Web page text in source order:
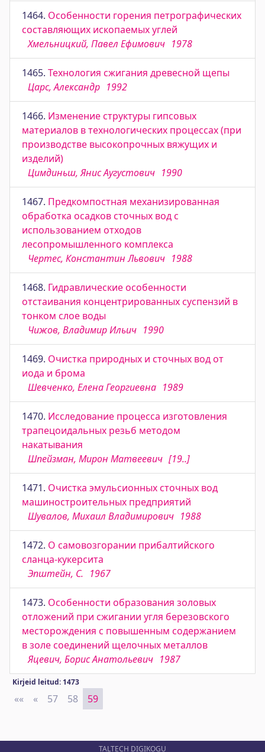
1464. Особенности горения петрографических
составляющих ископаемых углей
Хмельницкий, Павел Ефимович 1978
1465. Технология сжигания древесной щепы
Царс, Александр 1992
1466. Изменение структуры гипсовых
материалов в технологических процессах (при
производстве высокопрочных вяжущих и
изделий)
Цимдиньш, Янис Аугустович 1990
1467. Предкомпостная механизированная
обработка осадков сточных вод с
использованием отходов
лесопромышленного комплекса
Чертес, Константин Львович 1988
1468. Гидравлические особенности
отстаивания концентрированных суспензий в
тонком слое воды
Чижов, Владимир Ильич 1990
1469. Очистка природных и сточных вод от
иода и брома
Шевченко, Елена Георгиевна 1989
1470. Исследование процесса изготовления
трапецоидальных резьб методом
накатывания
Шпейзман, Мирон Матвеевич [19..]
1471. Очистка эмульсионных сточных вод
машиностроительных предприятий
Шувалов, Михаил Владимирович 1988
1472. О самовозгорании прибалтийского
сланца-кукерсита
Эпштейн, С. 1967
1473. Особенности образования золовых
отложений при сжигании угля березовского
месторождения с повышенным содержанием
в золе соединений щелочных металлов
Яцевич, Борис Анатольевич 1987
Kirjeid leitud: 1473
«« First
« Previous
57 58 59
TALTECH DIGIKOGU